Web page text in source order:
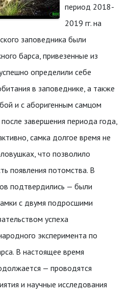
период 2018-
2019 гг. на
заповедника были
барса, привезенные из
определили себе
в заповеднике, а также
и с аборигенным самцом
завершения периода года,
самка долгое время не
что позволило
появления потомства. В
подтвердились — были
с двумя подросшими
успеха
эксперимента по
В настоящее время
— проводятся
и научные исследования